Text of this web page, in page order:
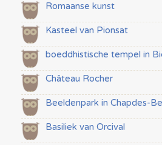
Romaanse kunst
Kasteel van Pionsat
boeddhistische tempel in
Château Rocher
Beeldenpark in Chapdes-
Basiliek van Orcival